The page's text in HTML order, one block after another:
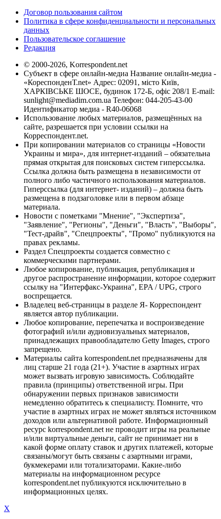
Договор пользования сайтом
Политика в сфере конфиденциальности и персональных
данных
Пользовательское соглашение
Редакция
© 2000-2026, Korrespondent.net
Субъект в сфере онлайн-медиа Название онлайн-медиа -
«КореспонденТ.net» Адрес: 02091, місто Київ,
ХАРКІВСЬКЕ ШОСЕ, будинок 172-Б, офіс 208/1 E-mail:
sunlight@mediadim.com.ua Телефон: 044-205-43-00
Идентификатор медиа - R40-06068
Использование любых материалов, размещённых на
сайте, разрешается при условии ссылки на
Корреспондент.net.
При копировании материалов со страницы «Новости
Украины и мира», для интернет-изданий – обязательна
прямая открытая для поисковых систем гиперссылка.
Ссылка должна быть размещена в независимости от
полного либо частичного использования материалов.
Гиперссылка (для интернет- изданий) – должна быть
размещена в подзаголовке или в первом абзаце
материала.
Новости с пометками "Мнение", "Экспертиза",
"Заявление", "Регионы", "Деньги", "Власть", "Выборы",
"Тест-драйв", "Спецпроекты", "Промо" публикуются на
правах рекламы.
Раздел Спецпроекты создается совместно с
коммерческими партнерами.
Любое копирование, публикация, републикация и
другое распространение информации, которое содержит
ссылку на "Интерфакс-Украина", EPA / UPG, строго
воспрещается.
Владелец веб-страницы в разделе Я- Корреспондент
является автор публикации.
Любое копирование, перепечатка и воспроизведение
фотографий и/или аудиовизуальных материалов,
принадлежащих правообладателю Getty Images, строго
запрещено.
Материалы сайта korrespondent.net предназначены для
лиц старше 21 года (21+). Участие в азартных играх
может вызвать игровую зависимость. Соблюдайте
правила (принципы) ответственной игры. При
обнаружении первых признаков зависимости
немедленно обратитесь к специалисту. Помните, что
участие в азартных играх не может являться источником
доходов или альтернативой работе. Информационный
ресурс korrespondent.net не проводит игры на реальные
и/или виртуальные деньги, сайт не принимает ни в
какой форме оплату ставок и других платежей, которые
связаны/могут быть связаны с азартными играми,
букмекерами или тотализаторами. Какие-либо
материалы на информационном ресурсе
korrespondent.net публикуются исключительно в
информационных целях.
X